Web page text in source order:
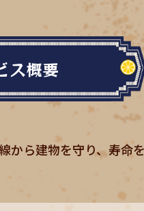
ス概要
から建物を守り、寿命